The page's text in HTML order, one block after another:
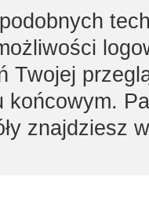
Twojej
końcowym.
znajdziesz